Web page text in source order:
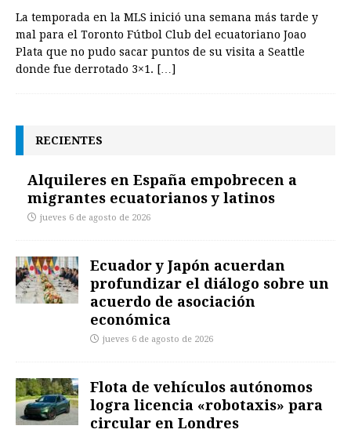
La temporada en la MLS inició una semana más tarde y
mal para el Toronto Fútbol Club del ecuatoriano Joao
Plata que no pudo sacar puntos de su visita a Seattle
donde fue derrotado 3×1. […]
RECIENTES
Alquileres en España empobrecen a
migrantes ecuatorianos y latinos
jueves 6 de agosto de 2026
Ecuador y Japón acuerdan
profundizar el diálogo sobre un
acuerdo de asociación
económica
jueves 6 de agosto de 2026
Flota de vehículos autónomos
logra licencia «robotaxis» para
circular en Londres